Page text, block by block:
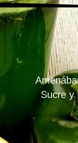
Sucre y